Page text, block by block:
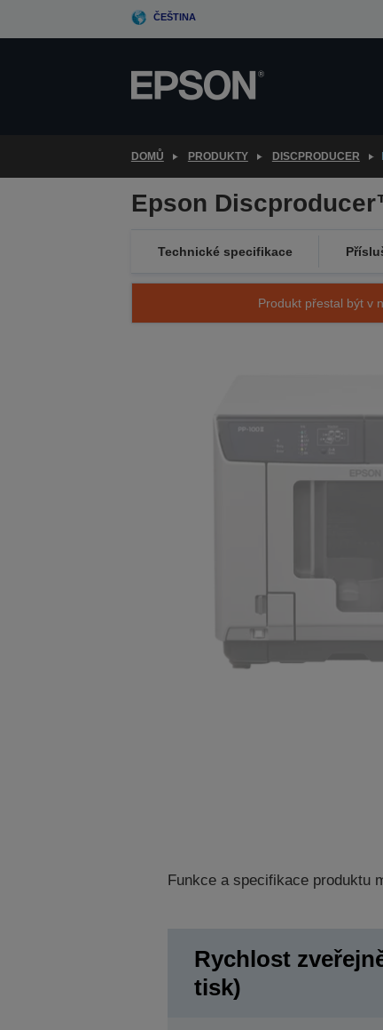
ČEŠTINA
DOMŮ PRODUKTY DISCPRODUCER
Epson
Technické specifikace
Produkt přestal být v
Funkce a specifikace produktu
Rychlost
tisk)